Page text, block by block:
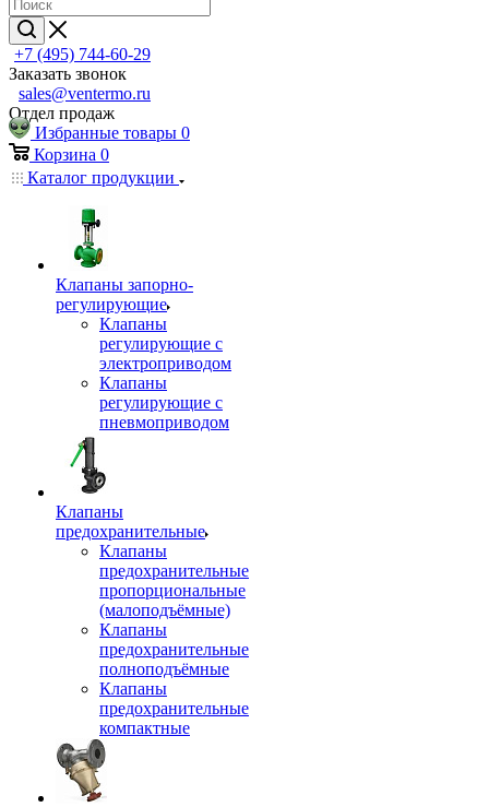
+7 (495) 744-60-29
Заказать звонок
sales@ventermo.ru
Отдел продаж
Избранные товары 0
Корзина 0
Каталог продукции
Клапаны запорно-
регулирующие
Клапаны
регулирующие с
электроприводом
Клапаны
регулирующие с
пневмоприводом
Клапаны
предохранительные
Клапаны
предохранительные
пропорциональные
(малоподъёмные)
Клапаны
предохранительные
полноподъёмные
Клапаны
предохранительные
компактные